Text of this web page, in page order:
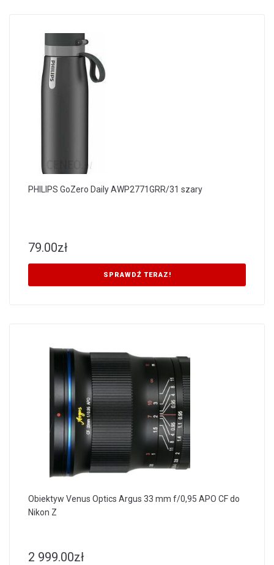
PHILIPS GoZero Daily AWP2771GRR/31 szary
79.00zł
SPRAWDŹ TERAZ!
Obiektyw Venus Optics Argus 33 mm f/0,95 APO CF do
Nikon Z
2 999.00zł